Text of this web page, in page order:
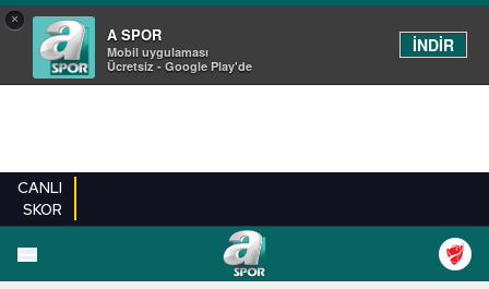
×
A SPOR
Mobil uygulaması
Ücretsiz - Google Play'de
İNDİR
CANLI
SKOR